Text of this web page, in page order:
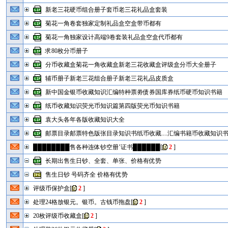
新老三花硬币组合册子套币老三花礼品盒套装
菊花一角卷套独家定制礼品盒空盒带币都有
菊花一角独家设计高端9卷套装礼品盒空盒代币都有
求80枚分币册子
分币收藏盒菊花一角收藏盒新老三花收藏盒评级盒分币大全册子
辅币册子新老三花组合册子新老三花礼品皮质盒
新中国金银币收藏知识汇编特种票劵债券国库券纸币硬币知识书籍
纸币收藏知识荧光币知识篇第四版荧光币知识书籍
袁大头各年各版收藏知识大全
邮票目录邮票特色版张目录知识书纸币收藏....汇编书籍币收藏知识
████████售各种连体钞空册’证书██████ [ 2 ]
长期出售生日钞、全套、单张、价格有优势
售生日钞 号码齐全 价格有优势
评级币保护盒[ 2 ]
处理24格放银元。银币。古钱币拖盘[ 2 ]
20枚评级币收藏盒[ 2 ]